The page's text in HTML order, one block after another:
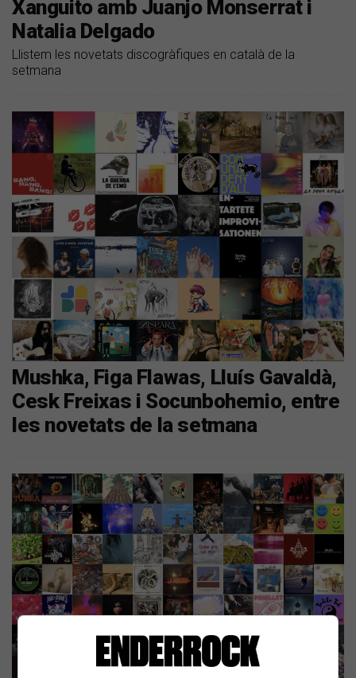
Xanguito amb Juanjo Monserrat i
Natalia Delgado
Llistem les novetats discogràfiques en català de la
setmana
Mushka, Figa Flawas, Lluís Gavaldà,
Cesk Freixas i Socunbohemio, entre
les novetats de la setmana